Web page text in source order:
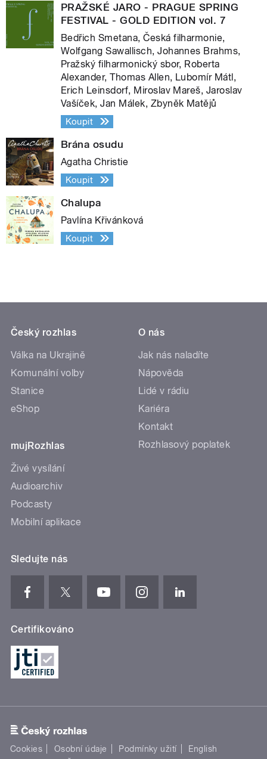
PRAŽSKÉ JARO - PRAGUE SPRING
FESTIVAL - GOLD EDITION vol. 7
Bedřich Smetana, Česká filharmonie,
Wolfgang Sawallisch, Johannes Brahms,
Pražský filharmonický sbor, Roberta
Alexander, Thomas Allen, Lubomír Mátl,
Erich Leinsdorf, Miroslav Mareš, Jaroslav
Vašíček, Jan Málek, Zbyněk Matějů
Koupit
Brána osudu
Agatha Christie
Koupit
Chalupa
Pavlína Křivánková
Koupit
Český rozhlas
Válka na Ukrajině
Komunální volby
Stanice
eShop
mujRozhlas
Živé vysílání
Audioarchiv
Podcasty
Mobilní aplikace
O nás
Jak nás naladíte
Nápověda
Lidé v rádiu
Kariéra
Kontakt
Rozhlasový poplatek
Sledujte nás
Certifikováno
Cookies Osobní údaje Podmínky užití
English